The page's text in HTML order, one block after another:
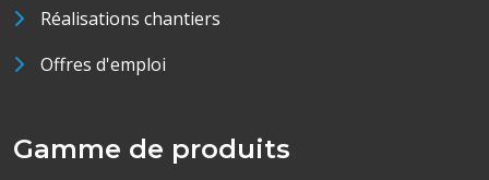
Réalisations chantiers
Offres d'emploi
Gamme de produits